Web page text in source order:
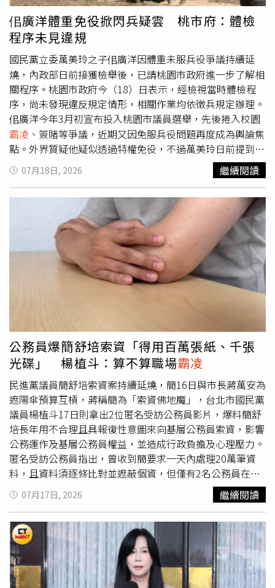
外界批評，不論是千千、隋棠、浩子或陳隨意，大家都是挑
戰未知領域，實境節目充滿變數，「5個人雖然都很累，還
是咬著牙做完」。他認為，節目受到關注是好事，「觀眾喜
歡也很好，討厭也好，但不要無限上綱」，更直言自己難得
在社群發文，就是因為替團隊感到不捨，「真的太辛苦了，
不應該受到這種鳥氣」。至於外界質疑節目剪接方式，陳隨
意表示：「沒有的事情就沒什麼好討論。」藍正龍則笑說自
己還沒追節目，「我自首，我還沒看，我要一次看完，存錢
的概念」。浩子也替後製團隊緩頰，表示剪接師只有3位，
卻要消化大量素材，「真的要放鉤子勾住大家」。他認為節
目能被討論是好事，還幽默表示：「一直主持都不去煮
菜。」並強調團隊是真心熱愛辦桌文化，「我們真心愛辦桌
文化，為節目燃燒自己」。
佀廣洋體重免役掀閃兵疑雲 桃市府：體檢
程序未見違規
國民黨立委萬美玲之子佀廣洋因體重未服兵役爭議持續延
燒，內政部日前接獲檢舉後，已請桃園市政府進一步了解相
關程序。桃園市政府今（18）日表示，經檢視當時體檢程
序，尚未發現違反規定情形，相關作業均依徵兵規定辦理。
佀廣洋今年3月初宣布投入桃園市議員選舉，先後捲入校園
霸凌 、簽賭等爭議，近期又因免服兵役問題再度成為輿論焦
點。外界質疑他疑似透過特權免役，不過萬美玲日前提到，
佀廣洋是因從小體型較胖，體重一度高達120公斤，後續雖
努力減重仍維持約110公斤，因此徵兵體檢時被判定體位不
運動的照片，再度掀起外界討論。對此，內政部日前表示，
已請桃園市政府依程序進一步了解。桃園市政府指出，依照
徵兵作業規定，役男接獲體檢通知後，前往指定醫院進行體
檢，依照體檢結果依法判定體位，經檢視當時體檢程序，尚
無發現違反規定之處。桃市府提到，依照「徵兵規則」第14
條規定，除非役男主動申請對於判定之體位進行複檢，相關
07月18日, 2026 繼續閱讀
公務員爆簡舒培索資「得用百萬張紙、千張
光碟」 楊植斗：算不算職場霸凌
民進黨議員簡舒培索資案持續延燒，簡16日與市長蔣萬安為
遮陽傘預算互槓，蔣稱簡為「索資佛地魔」，台北市國民黨
議員楊植斗17日則拿出2位匿名受訪公務員影片，爆料簡舒
培長年用不合理且具報復性意圖來向基層公務員索資，影響
公務運作及基層公務員權益，並造成行政負擔及心理壓力。
匿名受訪公務員指出，曾收到簡要求一天內處理20萬筆資
料，且資料須逐條比對並遮蔽個資，但僅有2名公務員在處
理，若資料全處理完須超過100萬張紙，同樣的資料放入光
碟中也要1000多張，而2名公務員實際花3天時間才完成任
務，他直言對方似乎無法溝通，導致公務員同仁壓力非常
大。另一位匿名受訪公務員表示，有些資料並非在議會質詢
上呈現出來，而是在政論節目或媒體被議員片面拿出來做文
章，事後公務員解釋也無人相信，並直指簡舒培曾在傍晚索
資，還要求下班前就要完整資料，他譴責簡不斷利用職權，
07月17日, 2026 繼續閱讀